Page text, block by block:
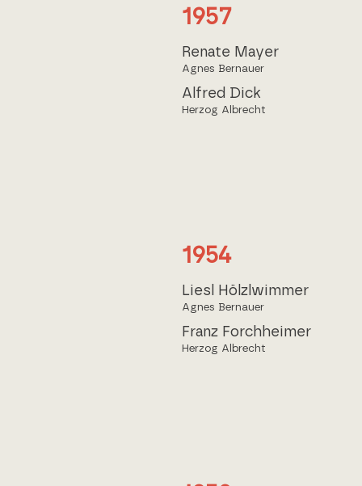
1957
Renate Mayer
Agnes Bernauer
Alfred Dick
Herzog Albrecht
1954
Liesl Hölzlwimmer
Agnes Bernauer
Franz Forchheimer
Herzog Albrecht